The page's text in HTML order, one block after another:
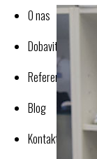
O nas
Dobavitelji-
Reference
Blog
Kontakt